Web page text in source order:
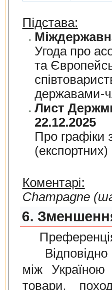
Підстава:
Угода про
та
державами-
Лист
22.12.2025
Про графiки
Коментарі:
Champagne
6.
Відповідно
мiж Україною
товари,